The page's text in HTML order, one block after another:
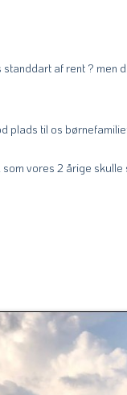
af rent ? men
plads til os
vores 2 årige